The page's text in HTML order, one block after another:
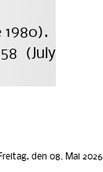
1980).
(July
den 08. Mai 2026